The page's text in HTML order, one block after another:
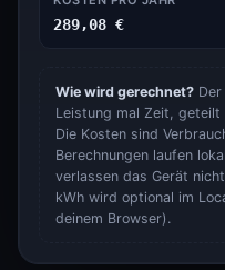
289,08 €
Wie wird gerechnet?
Leistung mal Zeit,
Die Kosten sind
Berechnungen laufen
verlassen das Gerät
kWh wird optional im
deinem Browser).